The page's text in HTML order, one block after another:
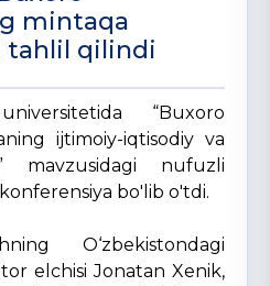
mintaqa
tahlil qilindi
“Buxoro
ijtimoiy-iqtisodiy va
mavzusidagi nufuzli
bo'lib o'tdi.
O‘zbekistondagi
elchisi Jonatan Xenik,